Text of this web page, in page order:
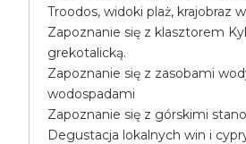
Troodos, widoki plaż, krajobraz
Zapoznanie się z klasztorem
grekotalicką.
Zapoznanie się z zasobami
wodospadami
Zapoznanie się z górskimi
Degustacja lokalnych win i